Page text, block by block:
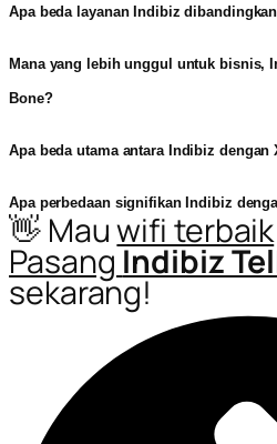
Apa beda layanan Indibiz
Mana yang lebih unggul untuk bisnis,
Bone?
Apa beda utama antara Indibiz dengan
Apa perbedaan signifikan Indibiz
👋 Mauwifi terbaik
Pasang Indibiz
sekarang!